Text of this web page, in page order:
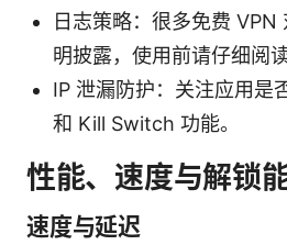
日志策略：很多免费 VPN
明披露，使用前请仔细阅
IP 泄漏防护：关注应用是
和 Kill Switch 功能。
性能、速度与解锁
速度与延迟